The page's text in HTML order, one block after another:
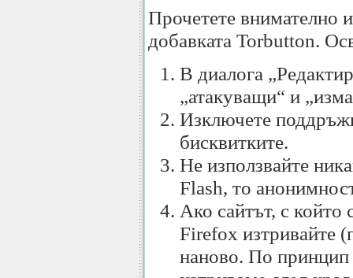
Прочетете внимателно
добавката Torbutton.
В диалога
„атакуващи“ и
Изключете
бисквитките.
Не използвайте
Flash, то
Ако сайтът, с който
Firefox изтривайте
наново. По принцип